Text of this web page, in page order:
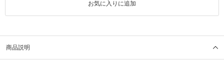
お気に入りに追加
商品説明